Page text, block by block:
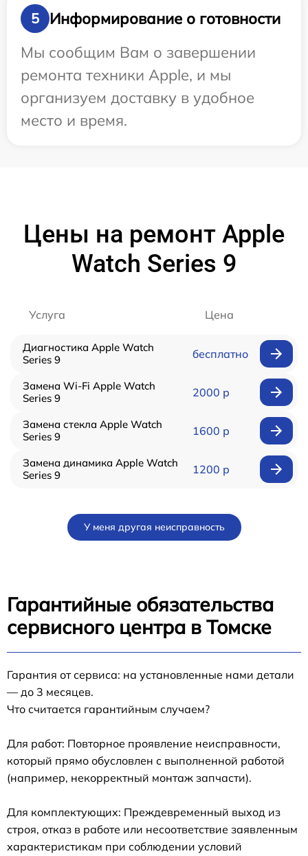
5
Информирование о готовности
Мы сообщим Вам о завершении
ремонта техники Apple, и мы
организуем доставку в удобное
место и время.
Цены на ремонт Apple
Watch Series 9
Услуга Цена
Диагностика Apple Watch
Series 9
бесплатно
Замена Wi-Fi Apple Watch
Series 9
2000 р
Замена стекла Apple Watch
Series 9
1600 р
Замена динамика Apple Watch
Series 9
1200 р
У меня другая неисправность
Гарантийные обязательства
сервисного центра в Томске
Гарантия от сервиса: на установленные нами детали
— до 3 месяцев.
Что считается гарантийным случаем?
Для работ: Повторное проявление неисправности,
который прямо обусловлен с выполненной работой
(например, некорректный монтаж запчасти).
Для комплектующих: Преждевременный выход из
строя, отказ в работе или несоответствие заявленным
характеристикам при соблюдении условий